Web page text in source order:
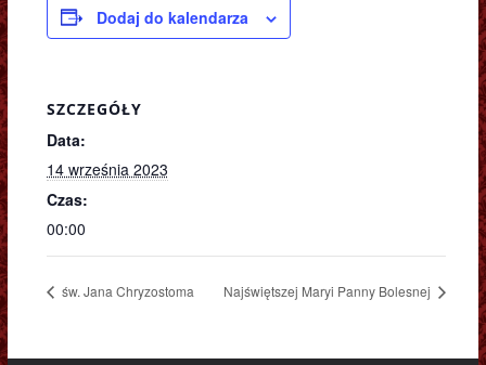
Dodaj do kalendarza
SZCZEGÓŁY
Data:
14 września 2023
Czas:
00:00
św. Jana Chryzostoma Najświętszej Maryi Panny Bolesnej